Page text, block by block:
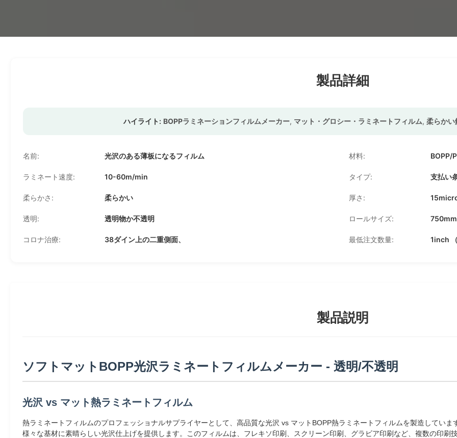
製品詳細
ハイライト: BOPPラミネーションフィルムメーカー, マット・グロシー・ラミネートフィルム, 柔らかい
名前: 光沢のある薄板になるフィルム 材料: BOPP/
ラミネート速度: 10-60m/min タイプ: 支払い
柔らかさ: 柔らかい 厚さ:
透明: 透明物か不透明 ロールサイズ:
コロナ治療: 38ダイン上の二重側面、 最低注文数量: 1inch
製品説明
ソフトマットBOPP光沢ラミネートフィルムメーカー - 透明/不透明
光沢 vs マット熱ラミネートフィルム
熱ラミネートフィルムのプロフェッショナルサプライヤーとして、高品質な光沢 vs マットBOPP熱ラミネートフィルムを製造してい
様々な基材に素晴らしい光沢仕上げを提供します。このフィルムは、フレキソ印刷、スクリーン印刷、グラビア印刷など、複数の印刷